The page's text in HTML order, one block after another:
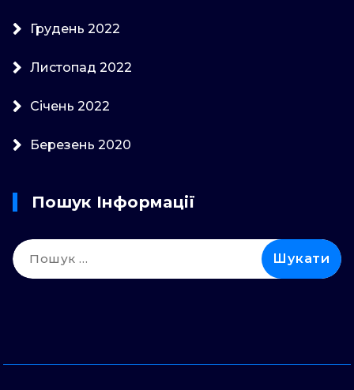
Грудень 2022
Листопад 2022
Січень 2022
Березень 2020
Пошук Інформації
Пошук: